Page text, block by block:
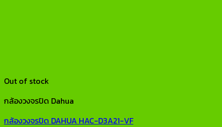
Out of stock
กล้องวงจรปิด Dahua
กล้องวงจรปิด DAHUA HAC-D3A21-VF